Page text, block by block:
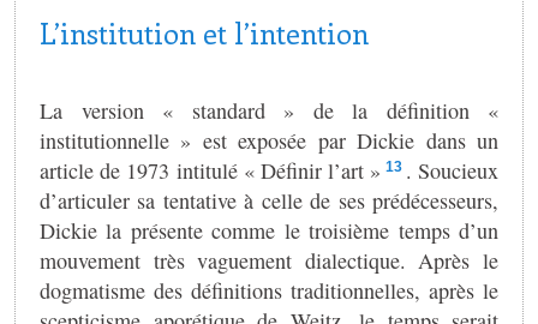
L’institution et l’intention
La version « standard » de la définition «
institutionnelle » est exposée par Dickie dans un
article de 1973 intitulé « Définir l’art » 13 . Soucieux
d’articuler sa tentative à celle de ses prédécesseurs,
Dickie la présente comme le troisième temps d’un
mouvement très vaguement dialectique. Après le
dogmatisme des définitions traditionnelles, après le